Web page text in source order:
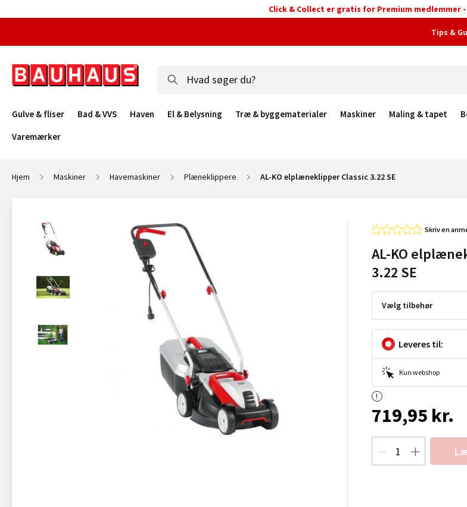
Click & Collect er gratis for Premium medlemmer -
Tips &
Gulve & fliser Bad & VVS Haven El & Belysning Træ & byggematerialer Maskiner Maling & tapet
Varemærker
Hjem Maskiner Havemaskiner Plæneklippere AL-KO elplæneklipper Classic 3.22 SE
Skriv en
AL-KO
3.22 SE
Vælg tilbehør
Leveres til:
Kun webshop
719,95 kr.